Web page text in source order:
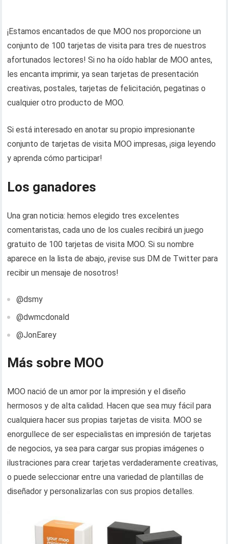
¡Estamos encantados de que MOO nos proporcione un
conjunto de 100 tarjetas de visita para tres de nuestros
afortunados lectores! Si no ha oído hablar de MOO antes,
les encanta imprimir, ya sean tarjetas de presentación
creativas, postales, tarjetas de felicitación, pegatinas o
cualquier otro producto de MOO.
Si está interesado en anotar su propio impresionante
conjunto de tarjetas de visita MOO impresas, ¡siga leyendo
y aprenda cómo participar!
Los ganadores
Una gran noticia: hemos elegido tres excelentes
comentaristas, cada uno de los cuales recibirá un juego
gratuito de 100 tarjetas de visita MOO. Si su nombre
aparece en la lista de abajo, ¡revise sus DM de Twitter para
recibir un mensaje de nosotros!
@dsmy
@dwmcdonald
@JonEarey
Más sobre MOO
MOO nació de un amor por la impresión y el diseño
hermosos y de alta calidad. Hacen que sea muy fácil para
cualquiera hacer sus propias tarjetas de visita. MOO se
enorgullece de ser especialistas en impresión de tarjetas
de negocios, ya sea para cargar sus propias imágenes o
ilustraciones para crear tarjetas verdaderamente creativas,
o puede seleccionar entre una variedad de plantillas de
diseñador y personalizarlas con sus propios detalles.